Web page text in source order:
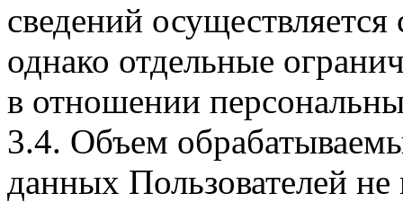
сведений
однако отдельные
в отношении
3.4. Объем
данных Пользователей